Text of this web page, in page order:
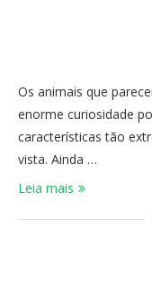
Os animais que
enorme curiosidade
características tão
vista. Ainda …
Leia mais